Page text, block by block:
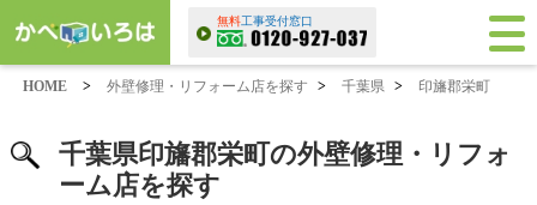
無料工事受付窓口
HOME > 外壁修理・リフォーム店を探す > 千葉県 > 印旛郡栄町
千葉県印旛郡栄町の外壁修理・リフォ
ーム店を探す